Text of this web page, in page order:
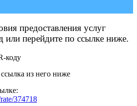
предоставления услуг
или перейдите по ссылке ниже.
коду
374718